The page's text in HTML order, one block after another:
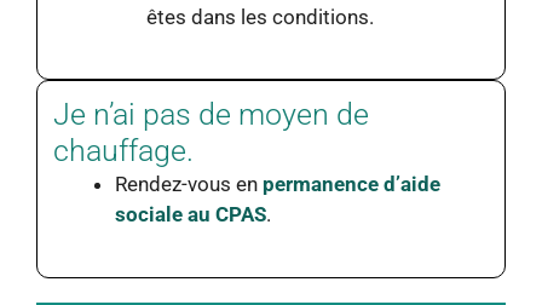
êtes dans les conditions.
Je n’ai pas de moyen de
chauffage.
Rendez-vous en permanence d’aide
sociale au CPAS.